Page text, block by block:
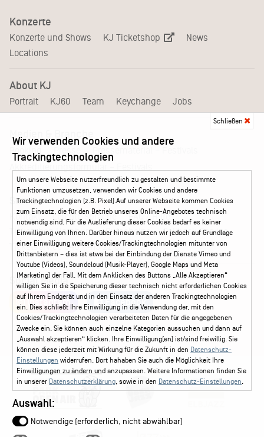
Konzerte
Konzerte und Shows KJ Ticketshop
News
Locations
About KJ
Portrait KJ60 Team Keychange Jobs
Service
Kontakt Leichte Sprache
FAQ / Hilfe
Ticketshop Hamburg
Gutscheine
Callback-Service
Ticketservice 040 - 413 22 60
Social Media
Instagram Facebook
Schließen
Wir verwenden Cookies und andere
Trackingtechnologien
Um unsere Webseite nutzerfreundlich zu gestalten und bestimmte
Funktionen umzusetzen, verwenden wir Cookies und andere
Trackingtechnologien (z.B. Pixel).Auf unserer Webseite kommen Cookies
zum Einsatz, die für den Betrieb unseres Online-Angebotes technisch
notwendig sind. Für die Auslieferung dieser Cookies bedarf es keiner
Einwilligung von Ihnen. Darüber hinaus nutzen wir jedoch auf Grundlage
einer Einwilligung weitere Cookies/Trackingtechnologien mitunter von
Drittanbietern – dies ist etwa bei der Einbindung der Dienste Vimeo und
Youtube (Videos), Soundcloud (Musik-Player), Google Maps und Meta
(Marketing) der Fall. Mit dem Anklicken des Buttons „Alle Akzeptieren“
willigen Sie in die Speicherung dieser technisch nicht erforderlichen Cookies
auf Ihrem Endgerät und in den Einsatz der anderen Trackingtechnologien
ein. Dies schließt Ihre Einwilligung in die Verwendung der, mit den
Cookies/Trackingtechnologien verarbeiteten Daten für die angegebenen
Zwecke ein. Sie können auch einzelne Kategorien aussuchen und dann auf
„Auswahl akzeptieren“ klicken. Ihre Einwilligung(en) ist/sind freiwillig. Sie
können diese jederzeit mit Wirkung für die Zukunft in den Datenschutz-
Einstellungen widerrufen. Dort hahaben Sie auch die Möglichkeit Ihre
Einwilligungen zu ändern und anzupassen. Weitere Informationen finden Sie
in unserer Datenschutzerklärung, sowie in den Datenschutz-Einstellungen.
Auswahl:
Notwendige (erforderlich, nicht abwählbar)